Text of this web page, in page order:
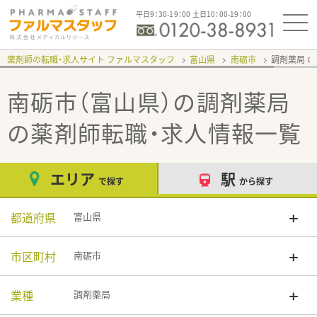
平日9：30-19：00 土日10：00-19：00
薬剤師の転職・求人サイト ファルマスタッフ 富山県 南砺市 調剤薬局
南砺市（富山県）の調剤薬局
の薬剤師転職・求人情報一覧
エリア で探す 駅 から探す
都道府県 富山県
市区町村 南砺市
業種 調剤薬局